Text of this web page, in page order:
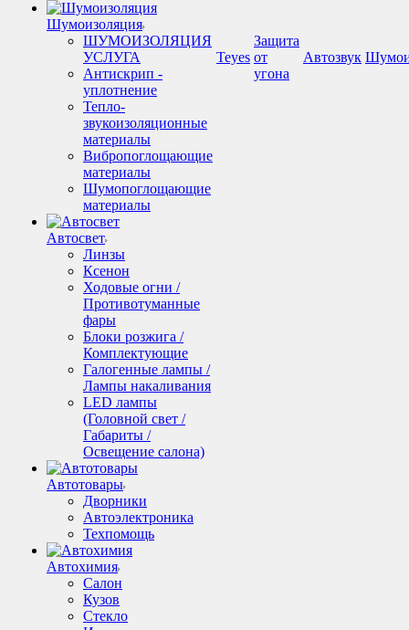
Шумоизоляция
ШУМОИЗОЛЯЦИЯ
УСЛУГА
Антискрип -
уплотнение
Тепло-
звукоизоляционные
материалы
Вибропоглощающие
материалы
Шумопоглощающие
материалы
Автосвет
Линзы
Ксенон
Ходовые огни /
Противотуманные
фары
Блоки розжига /
Комплектующие
Галогенные лампы /
Лампы накаливания
LED лампы
(Головной свет /
Габариты /
Освещение салона)
Автотовары
Дворники
Автоэлектроника
Техпомощь
Автохимия
Салон
Кузов
Стекло
Teyes
Защита
от
угона
Автозвук